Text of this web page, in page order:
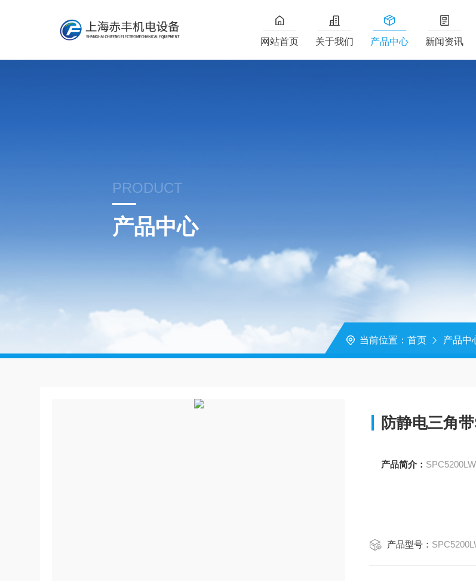
网站首页 关于我们 产品中心 新闻资讯
PRODUCT
产品中心
当前位置： 首页 产品中
防静电三角
产品简介：
产品型号：